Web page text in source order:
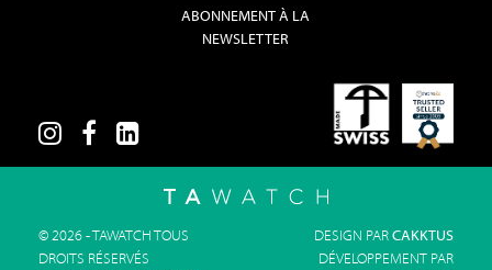
ABONNEMENT À LA
NEWSLETTER
© 2026 - TAWATCH TOUS
DROITS RÉSERVÉS
DESIGN PARCAKKTUS
DÉVELOPPEMENT PAR